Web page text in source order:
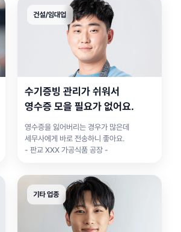
수기증빙 관리가 쉬워서
영수증 모을 필요가 없어요.
영수증을 잃어버리는 경우가 많은데
세무사에게 바로 전송하니 좋아요.
- 판교 XXX 가공식품 공장 -